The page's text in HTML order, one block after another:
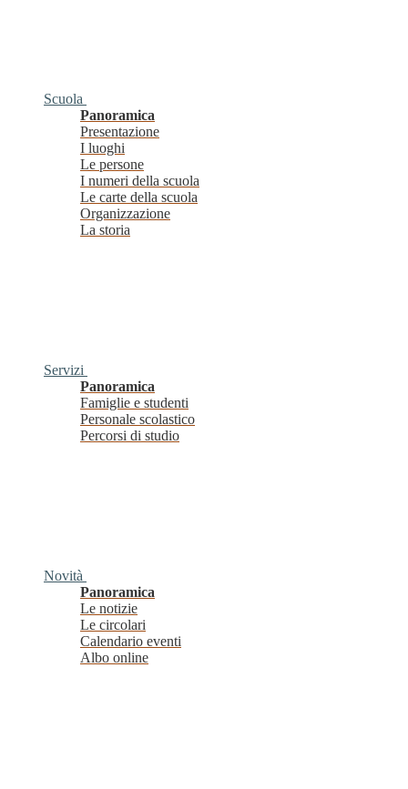
Scuola
Panoramica
Presentazione
I luoghi
Le persone
I numeri della scuola
Le carte della scuola
Organizzazione
La storia
Servizi
Panoramica
Famiglie e studenti
Personale scolastico
Percorsi di studio
Novità
Panoramica
Le notizie
Le circolari
Calendario eventi
Albo online